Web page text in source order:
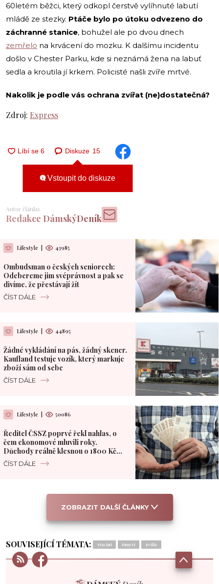
60letém běžci, který odkopl čerstvě vylíhnuté labutí
mládě ze stezky. Ptáče bylo po útoku odvezeno do
záchranné stanice, bohužel ale po dvou dnech
zemřelo na krvácení do mozku. K dalšímu incidentu
došlo v Chester Parku, kde si neznámá žena na labuť
sedla a kroutila jí krkem. Policisté našli zvíře mrtvé.
Nakolik je podle vás ochrana zvířat (ne)dostatečná?
Zdroj: Express
Diskuze 15
Vstoupit do diskuze
Autor článku
Redakce DámskýDeník
Lifestyle 43985
Ombudsman o českých seniorech:
Odebereme jim svéprávnost a pak se
divíme, že přestávají žít
ČÍST DÁLE
Lifestyle 44895
Žádné vykládání na pás, žádný skener.
Kaufland testuje vozík, který markuje
zboží sám od sebe
ČÍST DÁLE
Lifestyle 50086
Ředitel ČSSZ poprvé řekl nahlas, o
čem ekonomové mluvili roky.
Důchody reálně klesnou o 1800 Kč
měsíčně
ČÍST DÁLE
ZOBRAZIT DALŠÍ ČLÁNKY
SOUVISEJÍCÍ TÉMATA: TÝRÁNÍ ÚMRTÍ ZVÍŘE